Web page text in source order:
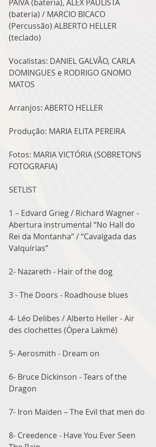
PAIVA (bateria), ALEX PAULISTA
(bateria) / MARCIO BICACO
(Percussão) ALBERTO HELLER
(teclado)
Vocalistas: DANIEL GALVÃO, CARLA
DOMINGUES e RODRIGO GNOMO
MATOS
Arranjos: ABERTO HELLER
Produção: MARIA ELITA PEREIRA
Fotos: MARIA VICTÓRIA (SOBRETONS
FOTOGRAFIA)
SETLIST
1 – Edvard Grieg / Richard Wagner -
Abertura instrumental “No Hall do
Rei da Montanha” / “Cavalgada das
Valquírias”
2- Nazareth - Hair of the dog
3 - The Doors - Roadhouse blues
4- Léo Delibes / Alberto Heller - Air
des clochettes (Ópera Lakmé)
5- Aerosmith - Dream on
6- Bruce Dickinson - Tears of the
Dragon
7- Iron Maiden – The Evil that men do
8- Creedence - Have You Ever Seen